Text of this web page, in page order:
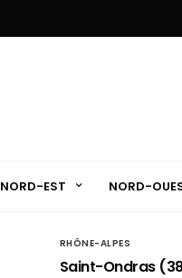
NORD-EST NORD-
RHÔNE-ALPES
Saint-Ondras